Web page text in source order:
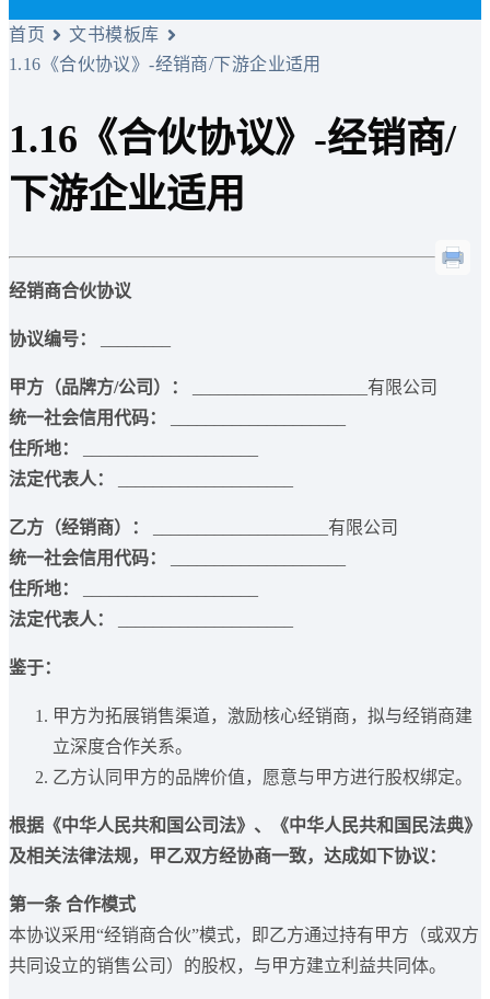
首页
文书模板库
1.16《合伙协议》-经销商/下游企业适用
1.16《合伙协议》-经销商/
下游企业适用
经销商合伙协议
协议编号：
甲方（品牌方/公司）：
____________________有限公司
统一社会信用代码：
住所地：
法定代表人：
乙方（经销商）：
____________________有限公司
统一社会信用代码：
住所地：
法定代表人：
鉴于：
甲方为拓展销售渠道，激励核心经销商，拟与经销商建
立深度合作关系。
乙方认同甲方的品牌价值，愿意与甲方进行股权绑定。
根据《中华人民共和国公司法》、《中华人民共和国民法典》
及相关法律法规，甲乙双方经协商一致，达成如下协议：
第一条 合作模式
本协议采用“经销商合伙”模式，即乙方通过持有甲方（或双方
共同设立的销售公司）的股权，与甲方建立利益共同体。